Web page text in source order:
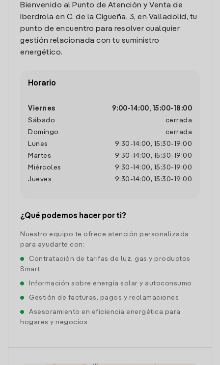
Bienvenido al Punto de Atención y Venta de
Iberdrola en C. de la Cigüeña, 3, en Valladolid, tu
punto de encuentro para resolver cualquier
gestión relacionada con tu suministro
energético.
Horario
Viernes 9:00- 14:00, 15:00- 18:00
Sábado
cerrada
Domingo
cerrada
Lunes
9:30 - 14:00 , 15:30- 19:00
Martes
9:30 - 14:00 , 15:30- 19:00
Miércoles
9:30 - 14:00 , 15:30- 19:00
Jueves
9:30 - 14:00 , 15:30- 19:00
¿Qué podemos hacer por ti?
Nuestro equipo te ofrece atención personalizada
para ayudarte con:
Contratación de tarifas de luz, gas y productos
Smart
Información sobre energía solar y autoconsumo
Gestión de facturas, pagos y reclamaciones
Asesoramiento en eficiencia energética para
hogares y negocios